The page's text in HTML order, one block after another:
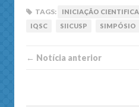
TAGS: INICIAÇÃO CIENTIFICA
IQSC
SIICUSP SIMPÓSIO
← Notí­cia anterior